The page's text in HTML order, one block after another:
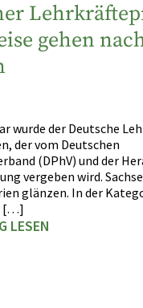
gehen
wurde der Deutsche
der vom Deutschen
(DPhV) und der
vergeben wird.
glänzen. In der
[…]
LESEN